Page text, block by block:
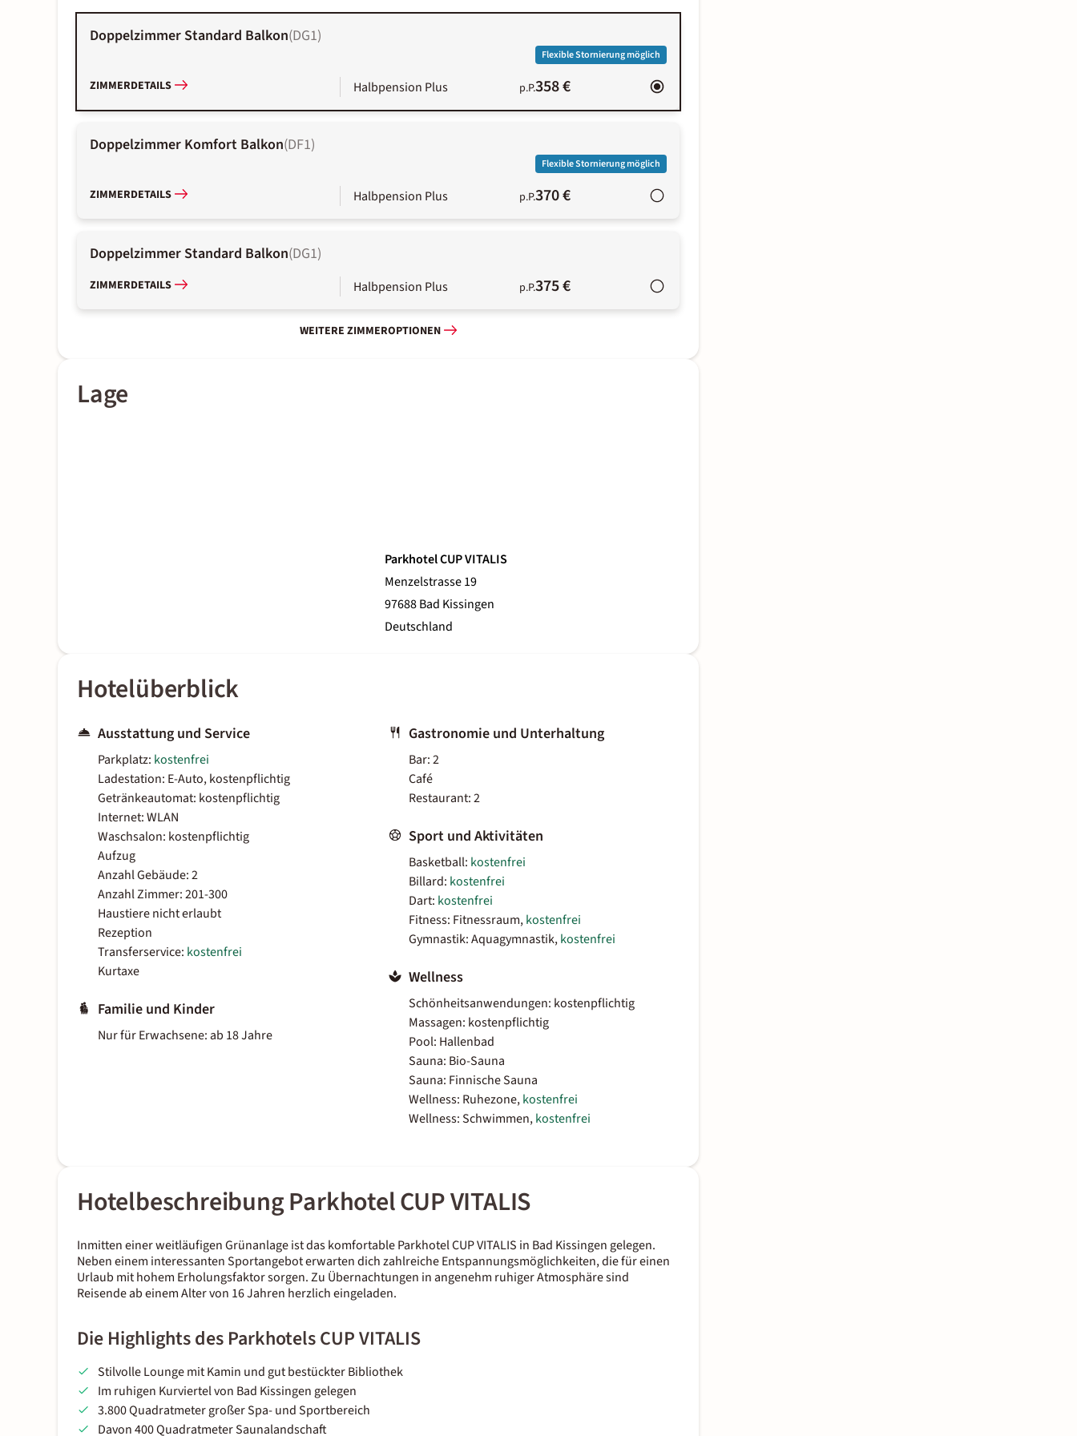
Doppelzimmer Standard Balkon(DG1)
Flexible Stornierung möglich
ZIMMERDETAILS Halbpension Plus p.P.358 €
Doppelzimmer Komfort Balkon(DF1)
Flexible Stornierung möglich
ZIMMERDETAILS Halbpension Plus p.P.370 €
Doppelzimmer Standard Balkon(DG1)
ZIMMERDETAILS Halbpension Plus p.P.375 €
WEITERE ZIMMEROPTIONEN
Lage
Parkhotel CUP VITALIS
Menzelstrasse 19
97688 Bad Kissingen
Deutschland
Hotelüberblick
Ausstattung und Service
Parkplatz: kostenfrei
Ladestation: E-Auto, kostenpflichtig
Getränkeautomat: kostenpflichtig
Internet: WLAN
Waschsalon: kostenpflichtig
Aufzug
Anzahl Gebäude: 2
Anzahl Zimmer: 201-300
Haustiere nicht erlaubt
Rezeption
Transferservice: kostenfrei
Kurtaxe
Familie und Kinder
Nur für Erwachsene: ab 18 Jahre
Gastronomie und Unterhaltung
Bar: 2
Café
Restaurant: 2
Sport und Aktivitäten
Basketball: kostenfrei
Billard: kostenfrei
Dart: kostenfrei
Fitness: Fitnessraum,kostenfrei
Gymnastik: Aquagymnastik,kostenfrei
Wellness
Schönheitsanwendungen: kostenpflichtig
Massagen: kostenpflichtig
Pool: Hallenbad
Sauna: Bio-Sauna
Sauna: Finnische Sauna
Wellness: Ruhezone,kostenfrei
Wellness: Schwimmen,kostenfrei
Hotelbeschreibung Parkhotel CUP VITALIS
Inmitten einer weitläufigen Grünanlage ist das komfortable Parkhotel CUP VITALIS in Bad Kissingen gelegen.
Neben einem interessanten Sportangebot erwarten dich zahlreiche Entspannungsmöglichkeiten, die für einen
Urlaub mit hohem Erholungsfaktor sorgen. Zu Übernachtungen in angenehm ruhiger Atmosphäre sind
Reisende ab einem Alter von 16 Jahren herzlich eingeladen.
Die Highlights des Parkhotels CUP VITALIS
Stilvolle Lounge mit Kamin und gut bestückter Bibliothek
Im ruhigen Kurviertel von Bad Kissingen gelegen
3.800 Quadratmeter großer Spa- und Sportbereich
Davon 400 Quadratmeter Saunalandschaft